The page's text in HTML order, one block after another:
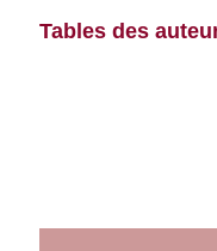
Tables des